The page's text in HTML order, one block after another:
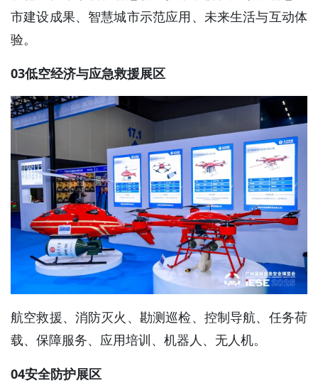
市建设成果、智慧城市示范应用、未来生活与互动体
验。
03低空经济与应急救援展区
航空救援、消防灭火、勘测巡检、控制导航、任务荷
载、保障服务、应用培训、机器人、无人机。
04安全防护展区